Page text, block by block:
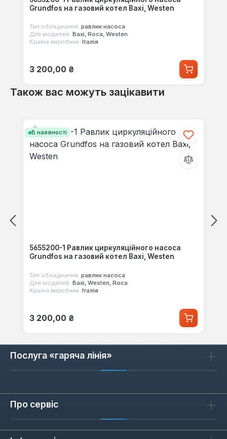
Grundfos на газовий котел Baxi, Westen
Тип обладнання: равлик насоса
Для моделей: Baxi, Roca, Westen
Країна виробник: Італія
Звичайна ціна:
3 200,00 ₴
Також вас можуть зацікавити
В наявності
5655200-1 Равлик циркуляційного насоса
Grundfos на газовий котел Baxi, Westen
Тип обладнання: равлик насоса
Для моделей: Baxi, Westen, Roca
Країна виробник: Італія
Звичайна ціна:
3 200,00 ₴
Послуга «гаряча лінія»
Про сервіс